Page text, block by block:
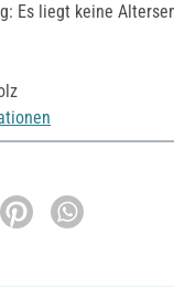
Es liegt keine